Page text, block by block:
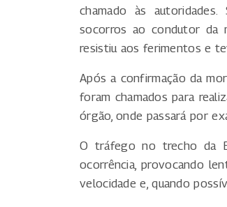
chamado às
socorros ao condutor da
resistiu aos ferimentos e
Após a confirmação da
foram chamados para
órgão, onde passará por
O tráfego no trecho da
ocorrência, provocando
velocidade e, quando